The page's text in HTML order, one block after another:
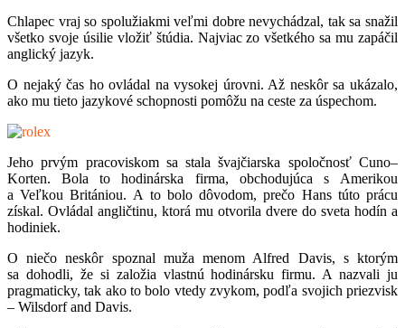
Chlapec vraj so spolužiakmi veľmi dobre nevychádzal, tak sa snažil
všetko svoje úsilie vložiť štúdia. Najviac zo všetkého sa mu zapáčil
anglický jazyk.
O nejaký čas ho ovládal na vysokej úrovni. Až neskôr sa ukázalo,
ako mu tieto jazykové schopnosti pomôžu na ceste za úspechom.
Jeho prvým pracoviskom sa stala švajčiarska spoločnosť Cuno–
Korten. Bola to hodinárska firma, obchodujúca s Amerikou
a Veľkou Britániou. A to bolo dôvodom, prečo Hans túto prácu
získal. Ovládal angličtinu, ktorá mu otvorila dvere do sveta hodín a
hodiniek.
O niečo neskôr spoznal muža menom Alfred Davis, s ktorým
sa dohodli, že si založia vlastnú hodinársku firmu. A nazvali ju
pragmaticky, tak ako to bolo vtedy zvykom, podľa svojich priezvisk
– Wilsdorf and Davis.